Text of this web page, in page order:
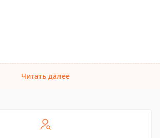
Читать далее